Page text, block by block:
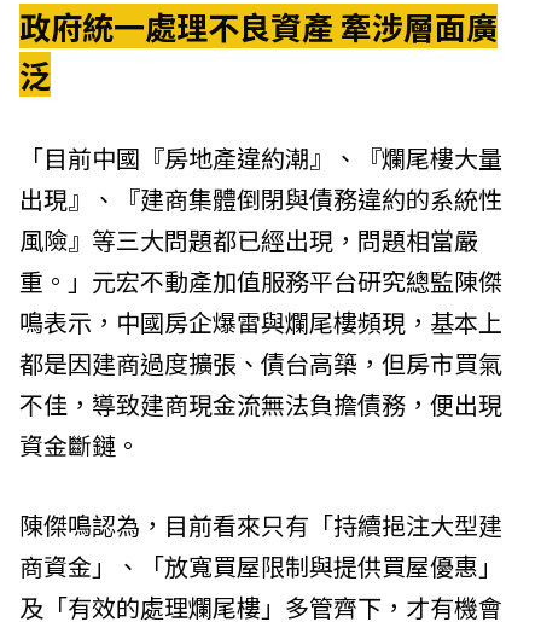
政府統一處理不良資產 牽涉層面廣
泛
「目前中國『房地產違約潮』、『爛尾樓大量
出現』、『建商集體倒閉與債務違約的系統性
風險』等三大問題都已經出現，問題相當嚴
重。」元宏不動產加值服務平台研究總監陳傑
鳴表示，中國房企爆雷與爛尾樓頻現，基本上
都是因建商過度擴張、債台高築，但房市買氣
不佳，導致建商現金流無法負擔債務，便出現
資金斷鏈。
陳傑鳴認為，目前看來只有「持續挹注大型建
商資金」、「放寬買屋限制與提供買屋優惠」
及「有效的處理爛尾樓」多管齊下，才有機會